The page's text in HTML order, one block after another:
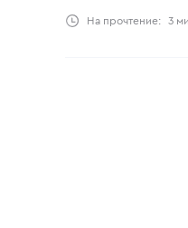
На прочтение: 3